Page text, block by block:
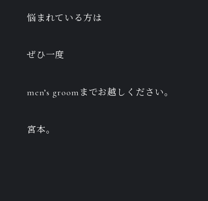
悩まれている方は
ぜひ一度
men’s groomまでお越しください。
宮本。